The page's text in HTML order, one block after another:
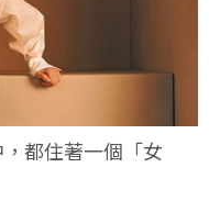
，都住著一個「女